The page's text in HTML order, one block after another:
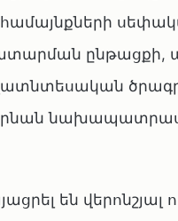
են վերոնշյալ